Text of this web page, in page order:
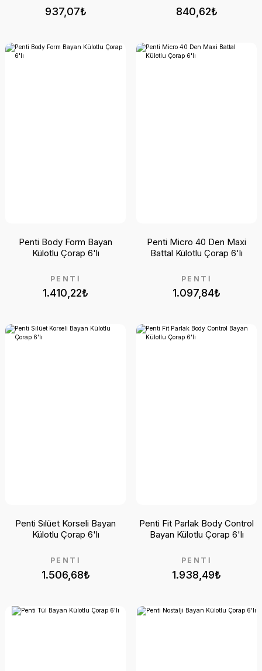
937,07₺ 840,62₺
1.410,22₺
PENTİ
Penti Body Form Bayan
Külotlu Çorap 6'lı
1.097,84₺
PENTİ
Penti Micro 40 Den Maxi
Battal Külotlu Çorap 6'lı
1.506,68₺
PENTİ
Penti Sılüet Korseli Bayan
Külotlu Çorap 6'lı
1.938,49₺
PENTİ
Penti Fit Parlak Body Control
Bayan Külotlu Çorap 6'lı